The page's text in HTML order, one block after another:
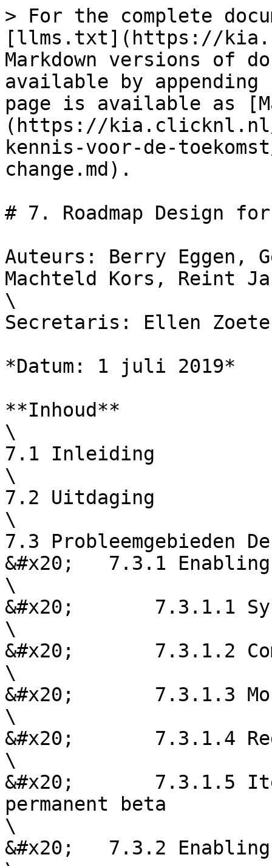
> For the complete
[llms.txt](https://
Markdown versions of
available by
page is available as
(https://kia.clicknl.nl/
kennis-voor-de-
change.md).
# 7. Roadmap Design for
Auteurs: Berry Eggen,
Machteld Kors, Reint
\
Secretaris: Ellen
*Datum: 1 juli 2019*
**Inhoud**
\
7.1 Inleiding
\
7.2 Uitdaging
\
7.3 Probleemgebieden
&#x20;   7.3.1
\
&#x20;       7.3.1.1
\
&#x20;       7.3.1.2
\
&#x20;       7.3.1.3
\
&#x20;       7.3.1.4
\
&#x20;       7.3.1.5
permanent beta
\
&#x20;   7.3.2 Enabling